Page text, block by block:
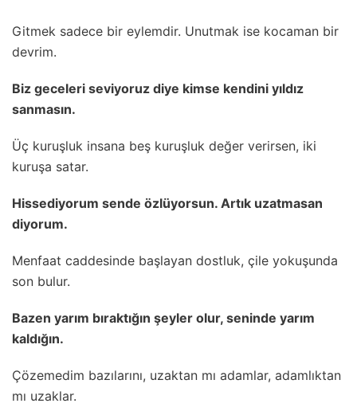
Gitmek sadece bir eylemdir. Unutmak ise kocaman bir
devrim.
Biz geceleri seviyoruz diye kimse kendini yıldız
sanmasın.
Üç kuruşluk insana beş kuruşluk değer verirsen, iki
kuruşa satar.
Hissediyorum sende özlüyorsun. Artık uzatmasan
diyorum.
Menfaat caddesinde başlayan dostluk, çile yokuşunda
son bulur.
Bazen yarım bıraktığın şeyler olur, seninde yarım
kaldığın.
Çözemedim bazılarını, uzaktan mı adamlar, adamlıktan
mı uzaklar.